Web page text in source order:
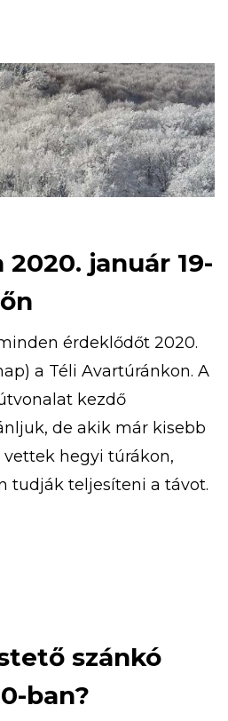
január 19-
érdeklődőt 2020.
a Téli Avartúránkon. A
kezdő
de akik már kisebb
hegyi túrákon,
tudják teljesíteni a távot.
a Kékestetőn található
díj: 500 Ft/fő A
szánkó
ban?